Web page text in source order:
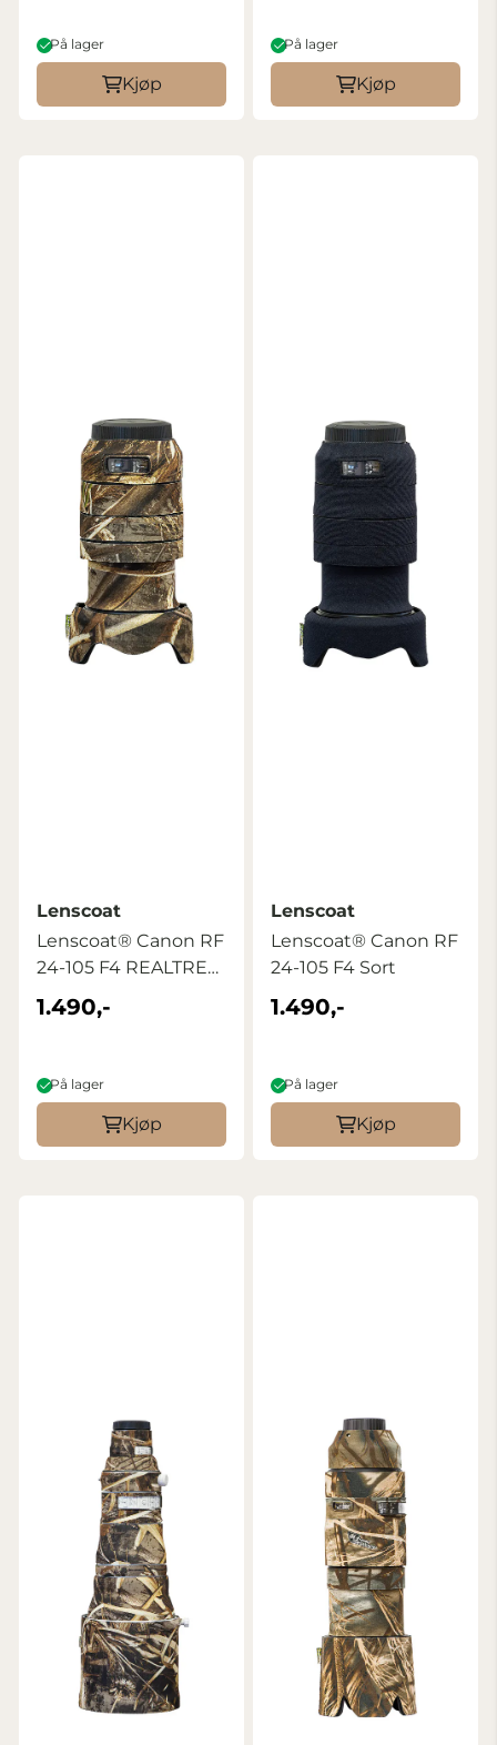
På lager
Kjøp
På lager
Kjøp
Lenscoat
Lenscoat® Canon RF
24-105 F4 REALTREE
MAX5
1.490,-
På lager
Kjøp
Lenscoat
Lenscoat® Canon RF
24-105 F4 Sort
1.490,-
På lager
Kjøp